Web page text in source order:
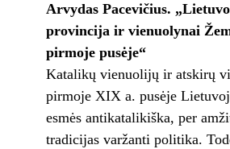
Arvydas Pacevičius.
provincija ir vienuolynai
pirmoje pusėje“
Katalikų vienuolijų ir atskirų
pirmoje XIX a. pusėje
esmės antikatalikiška, per
tradicijas varžanti politika.